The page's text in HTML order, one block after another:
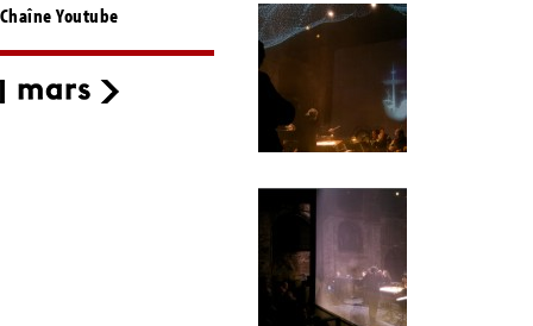
Chaîne Youtube